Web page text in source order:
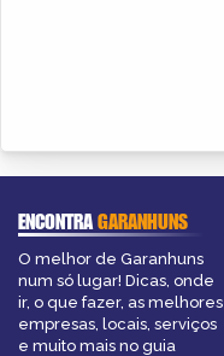
ENCONTRAGARANHUNS
O melhor de Garanhuns
num só lugar! Dicas, onde
ir, o que fazer, as melhores
empresas, locais, serviços
e muito mais no guia